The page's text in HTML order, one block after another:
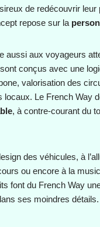
de redécouvrir leur
repose sur la
aussi aux voyageurs
conçus avec une
valorisation des
locaux. Le French Way
, à contre-courant du
des véhicules, à
ou encore à la
font du French Way
ses moindres